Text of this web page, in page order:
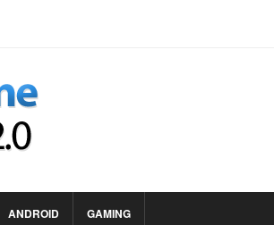
ANDROID GAMING